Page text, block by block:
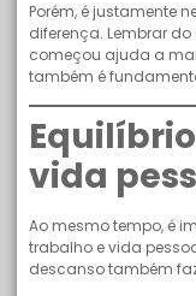
Porém, é justamente
diferença. Lembrar
começou ajuda a
também é
vida
Ao mesmo tempo, é
trabalho e vida
descanso também